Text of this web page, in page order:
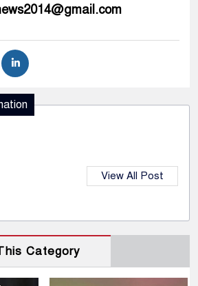
View All Post
Category